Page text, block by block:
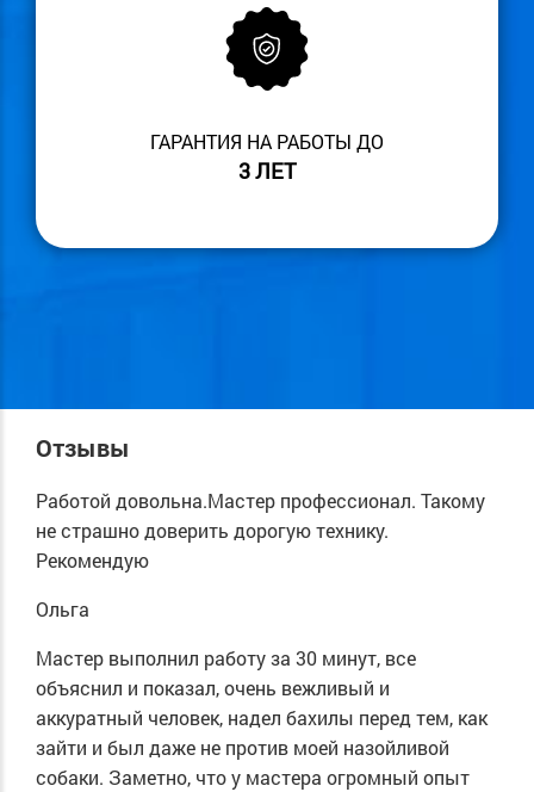
ГАРАНТИЯ НА РАБОТЫ ДО
3 ЛЕТ
Отзывы
Работой довольна.Мастер профессионал. Такому
не страшно доверить дорогую технику.
Рекомендую
Ольга
Мастер выполнил работу за 30 минут, все
объяснил и показал, очень вежливый и
аккуратный человек, надел бахилы перед тем, как
зайти и был даже не против моей назойливой
собаки. Заметно, что у мастера огромный опыт